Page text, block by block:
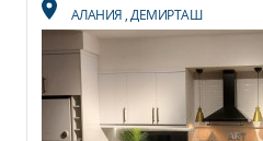
АЛАНИЯ,ДЕМИРТАШ